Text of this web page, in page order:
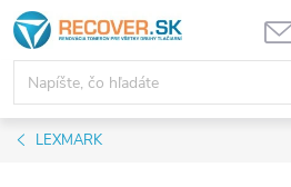
Prejsť
na
obsah
LEXMARK